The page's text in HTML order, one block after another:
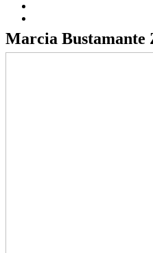
Marcia Bustamante